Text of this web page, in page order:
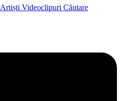
Artiști Videoclipuri Căutare